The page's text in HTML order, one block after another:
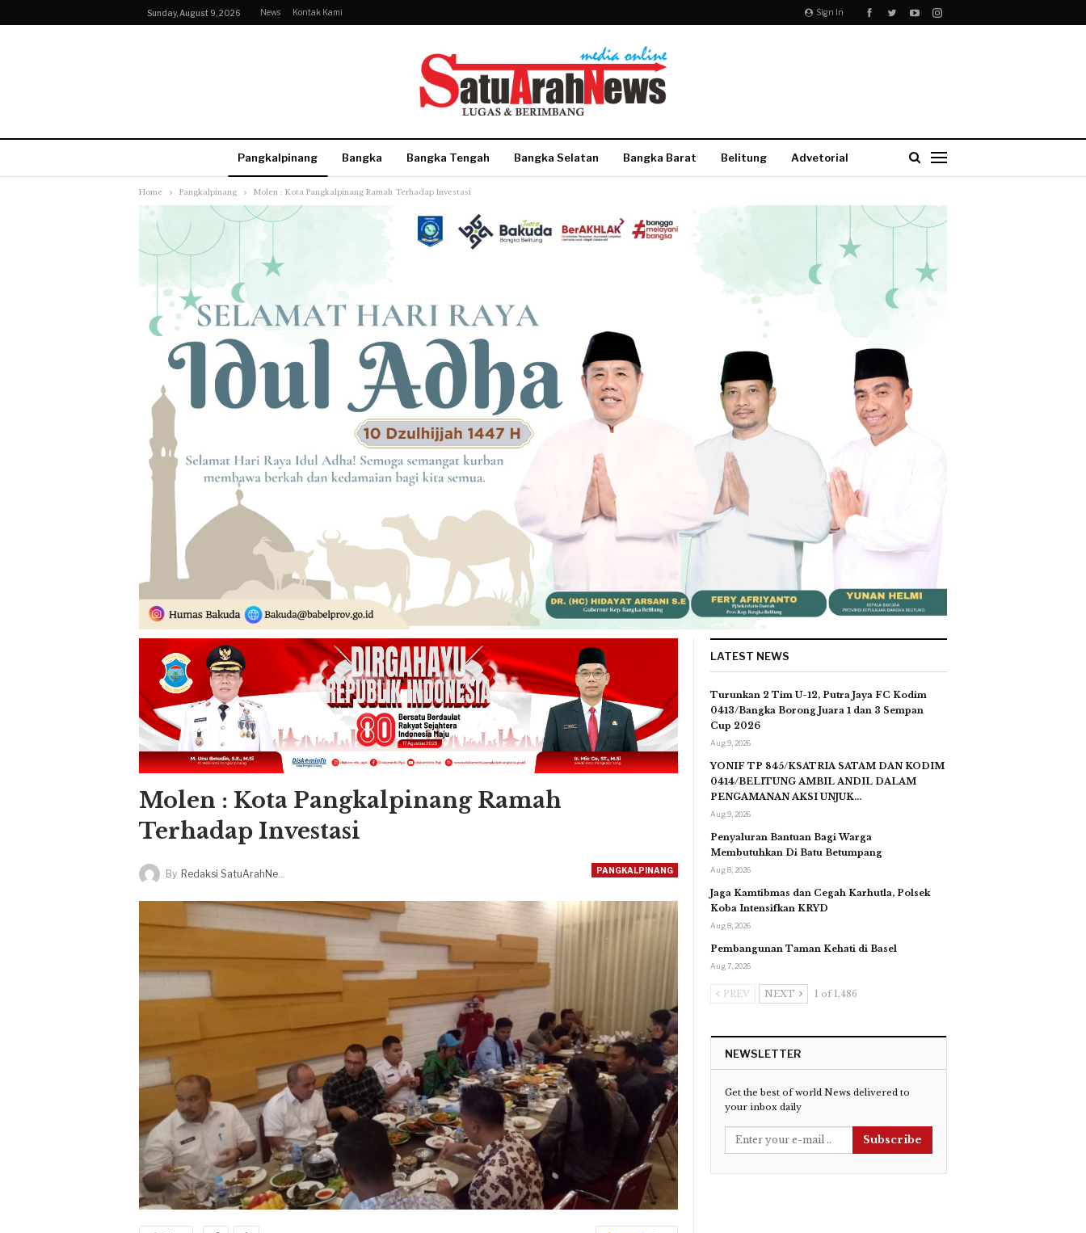
Sign In
Sunday, August 9, 2026 News Kontak Kami
Pangkalpinang Bangka Bangka Tengah Bangka Selatan Bangka Barat Belitung Advetorial
Home Pangkalpinang Molen : Kota Pangkalpinang Ramah Terhadap Investasi
Molen : Kota Pangkalpinang Ramah
Terhadap Investasi
PANGKALPINANG
By Redaksi SatuArahNews
LATEST NEWS
Turunkan 2 Tim U-12, Putra Jaya FC Kodim
0413/Bangka Borong Juara 1 dan 3 Sempan
Cup 2026
Aug 9, 2026
YONIF TP 845/KSATRIA SATAM DAN KODIM
0414/BELITUNG AMBIL ANDIL DALAM
PENGAMANAN AKSI UNJUK…
Aug 9, 2026
Penyaluran Bantuan Bagi Warga
Membutuhkan Di Batu Betumpang
Aug 8, 2026
Jaga Kamtibmas dan Cegah Karhutla, Polsek
Koba Intensifkan KRYD
Aug 8, 2026
Pembangunan Taman Kehati di Basel
Aug 7, 2026
PREV NEXT 1 of 1,486
NEWSLETTER
Get the best of world News delivered to
your inbox daily
Subscribe